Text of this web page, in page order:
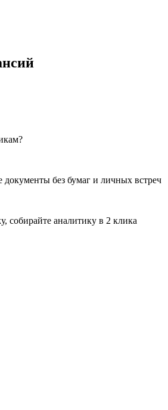
без бумаг и личных встреч
собирайте аналитику в 2 клика